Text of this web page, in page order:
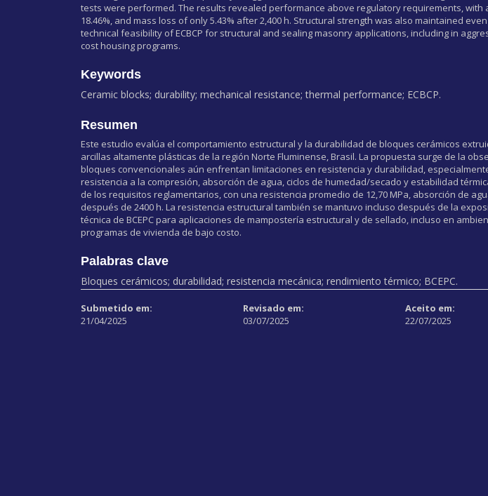
tests were performed. The results revealed performance above regulatory requirements, with
18.46%, and mass loss of only 5.43% after 2,400 h. Structural strength was also maintained
technical feasibility of ECBCP for structural and sealing masonry applications, including in
cost housing programs.
Keywords
Ceramic blocks; durability; mechanical resistance; thermal performance; ECBCP.
Resumen
Este estudio evalúa el comportamiento estructural y la durabilidad de bloques cerámicos
arcillas altamente plásticas de la región Norte Fluminense, Brasil. La propuesta surge de la
bloques convencionales aún enfrentan limitaciones en resistencia y durabilidad,
resistencia a la compresión, absorción de agua, ciclos de humedad/secado y estabilidad
de los requisitos reglamentarios, con una resistencia promedio de 12,70 MPa, absorción de
después de 2400 h. La resistencia estructural también se mantuvo incluso después de la
técnica de BCEPC para aplicaciones de mampostería estructural y de sellado, incluso en
programas de vivienda de bajo costo.
Palabras clave
Bloques cerámicos; durabilidad; resistencia mecánica; rendimiento térmico; BCEPC.
Submetido em:
21/04/2025
Revisado em:
03/07/2025
Aceito em:
22/07/2025